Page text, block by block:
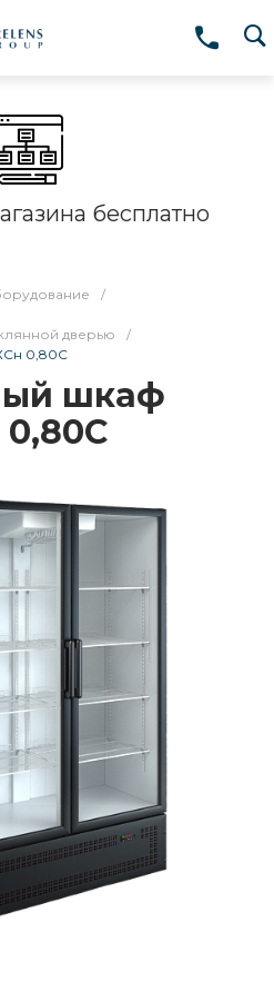
бесплатно
/
дверью
/
0,80С
шкаф